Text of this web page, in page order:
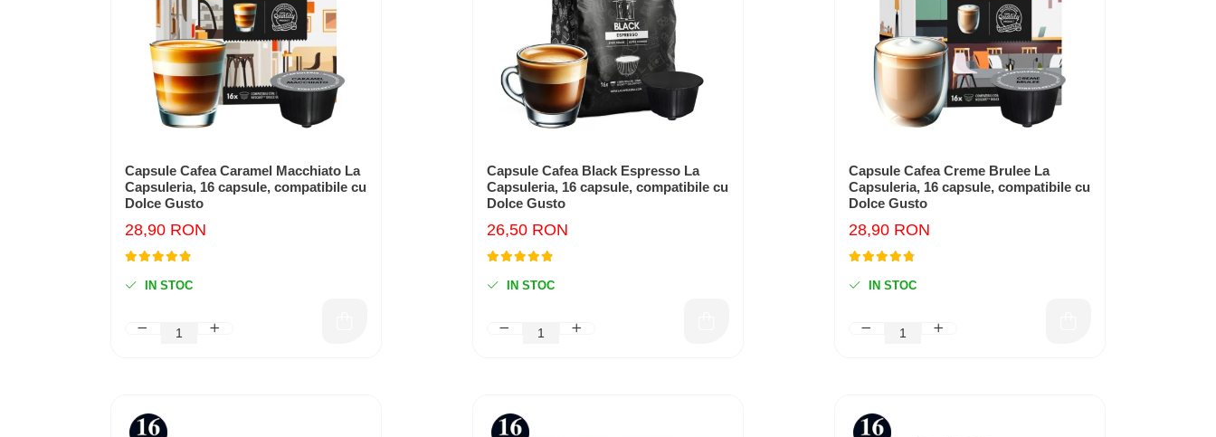
Capsule Cafea Caramel Macchiato La
Capsuleria, 16 capsule, compatibile cu
Dolce Gusto
28,90 RON
IN STOC
Capsule Cafea Black Espresso La
Capsuleria, 16 capsule, compatibile cu
Dolce Gusto
26,50 RON
IN STOC
Capsule Cafea Creme Brulee La
Capsuleria, 16 capsule, compatibile cu
Dolce Gusto
28,90 RON
IN STOC